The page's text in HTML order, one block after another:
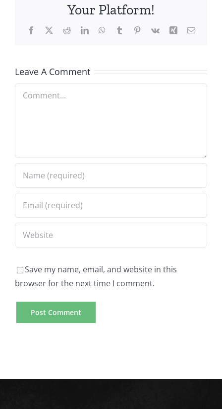
Your Platform!
Facebook
X RedditLinkedInWhatsApp
TumblrPinterest
Vk Xing Email
Leave A Comment
Comment
Save my name, email, and website in this
browser for the next time I comment.